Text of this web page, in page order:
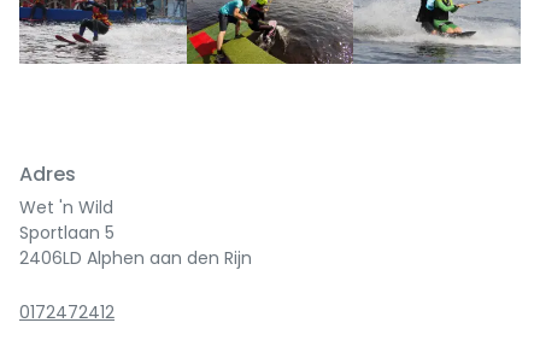
Previous Next
Adres
Wet 'n Wild
Sportlaan 5
2406LD Alphen aan den Rijn
0172472412